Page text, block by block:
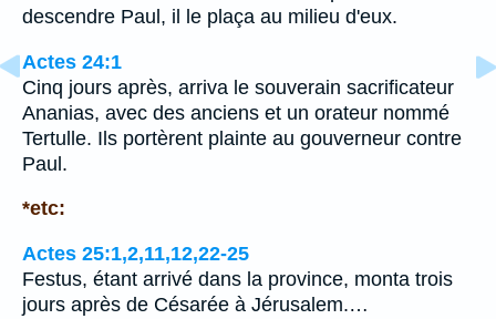
descendre Paul, il le plaça au milieu d'eux.
Actes 24:1
Cinq jours après, arriva le souverain sacrificateur
Ananias, avec des anciens et un orateur nommé
Tertulle. Ils portèrent plainte au gouverneur contre
Paul.
*etc:
Actes 25:1,2,11,12,22-25
Festus, étant arrivé dans la province, monta trois
jours après de Césarée à Jérusalem.…